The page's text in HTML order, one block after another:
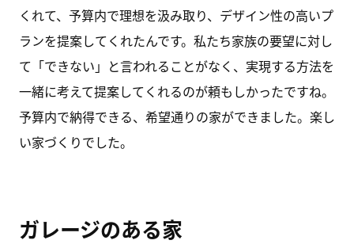
くれて、予算内で理想を汲み取り、デザイン性の高いプ
ランを提案してくれたんです。私たち家族の要望に対し
て「できない」と言われることがなく、実現する方法を
一緒に考えて提案してくれるのが頼もしかったですね。
予算内で納得できる、希望通りの家ができました。楽し
い家づくりでした。
ガレージのある家